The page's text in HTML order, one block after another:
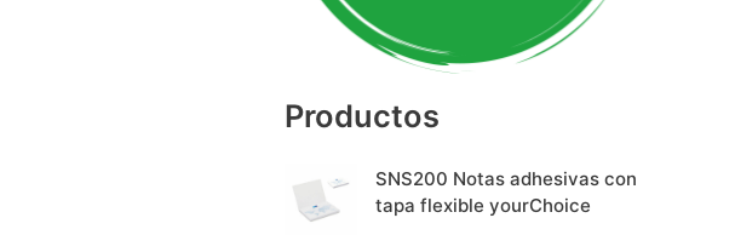
:Productos
SNS200 Notas adhesivas con
tapa flexible yourChoice